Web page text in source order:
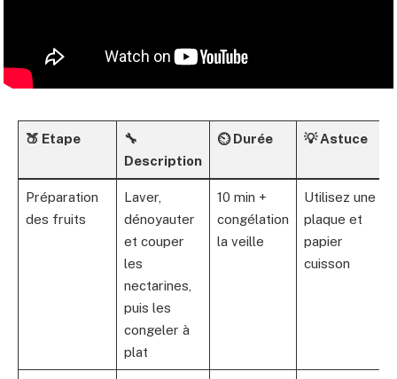
🍑 Etape
🔧
Description
⏲️ Durée 💡 Astuce
Préparation
des fruits
Laver,
dénoyauter
et couper
les
nectarines,
puis les
congeler à
plat
10 min +
congélation
la veille
Utilisez une
plaque et
papier
cuisson